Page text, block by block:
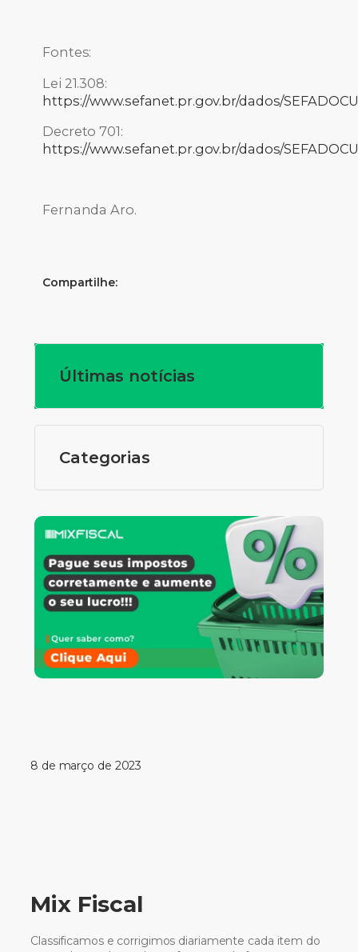
Fontes:
Lei 21.308:
https://www.sefanet.pr.gov.br/dados/
Decreto 701:
https://www.sefanet.pr.gov.br/dados/
Fernanda Aro.
Compartilhe:
Últimas notícias
Categorias
8 de março de 2023
Mix Fiscal
Classificamos e corrigimos diariamente cada item do